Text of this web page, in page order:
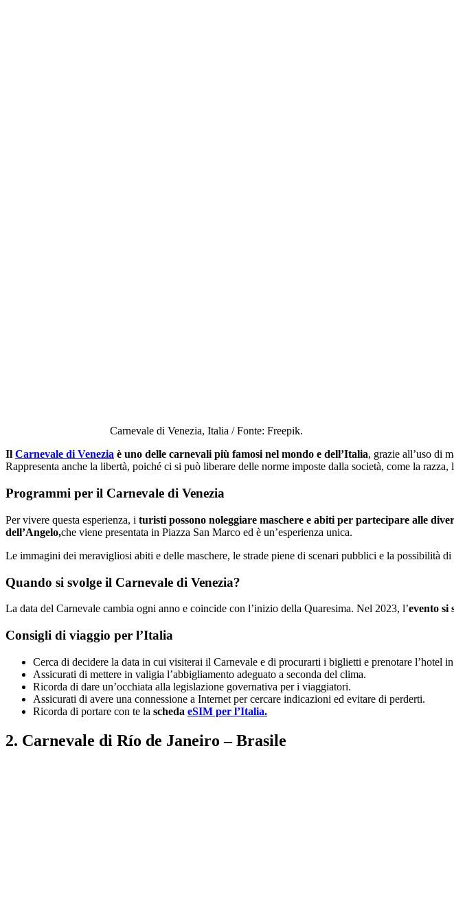
Carnevale di Venezia, Italia / Fonte: Freepik.
Il Carnevale di Venezia è uno delle carnevali più famosi nel mondo e dell’Italia, grazie all’uso di
Rappresenta anche la libertà, poiché ci si può liberare delle norme imposte dalla società, come la razza,
Programmi per il Carnevale di Venezia
Per vivere questa esperienza, i turisti possono noleggiare maschere e abiti per partecipare alle
dell’Angelo,che viene presentata in Piazza San Marco ed è un’esperienza unica.
Le immagini dei meravigliosi abiti e delle maschere, le strade piene di scenari pubblici e la possibilità
Quando si svolge il Carnevale di Venezia?
La data del Carnevale cambia ogni anno e coincide con l’inizio della Quaresima. Nel 2023, l’evento si
Consigli di viaggio per l’Italia
Cerca di decidere la data in cui visiterai il Carnevale e di procurarti i biglietti e prenotare l’hotel
Assicurati di mettere in valigia l’abbigliamento adeguato a seconda del clima.
Ricorda di dare un’occhiata alla legislazione governativa per i viaggiatori.
Assicurati di avere una connessione a Internet per cercare indicazioni ed evitare di perderti.
Ricorda di portare con te la scheda eSIM per l’Italia.
2. Carnevale di Río de Janeiro – Brasile